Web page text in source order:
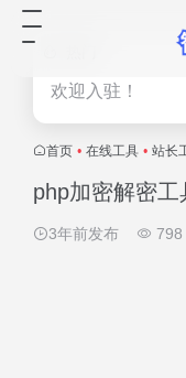
欢迎入驻！
首页 • 在线工具 • 站长
php加密解密工
3年前发布 798